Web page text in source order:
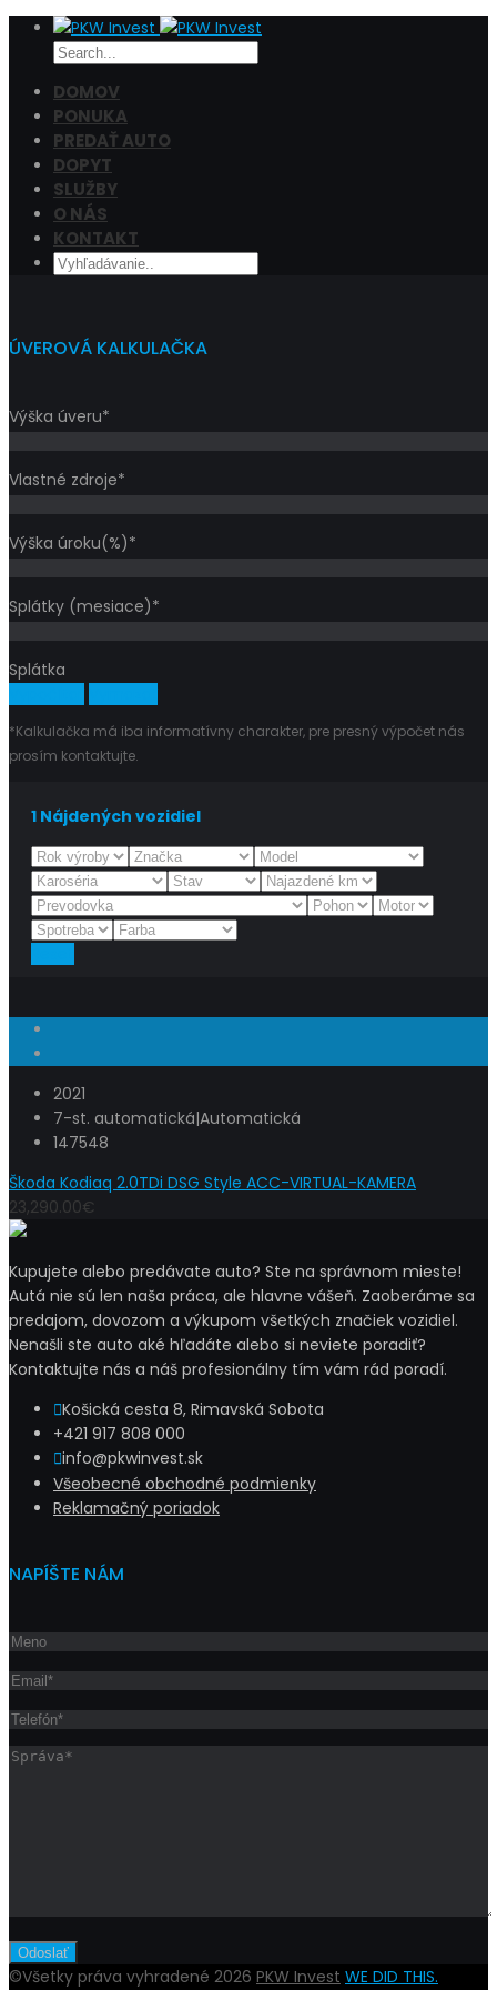
DOMOV
PONUKA
PREDAŤ AUTO
DOPYT
SLUŽBY
O NÁS
KONTAKT
Cena
Filtrovať
ÚVEROVÁ KALKULAČKA
Výška úveru*
Vlastné zdroje*
Výška úroku(%)*
Splátky (mesiace)*
Splátka
*Kalkulačka má iba informatívny charakter, pre presný výpočet nás
prosím kontaktujte.
1 Nájdených vozidiel
2021
7-st. automatická|Automatická
147548
Škoda Kodiaq 2.0TDi DSG Style ACC-VIRTUAL-KAMERA
23,290.00€
Kupujete alebo predávate auto? Ste na správnom mieste!
Autá nie sú len naša práca, ale hlavne vášeň. Zaoberáme sa
predajom, dovozom a výkupom všetkých značiek vozidiel.
Nenašli ste auto aké hľadáte alebo si neviete poradiť?
Kontaktujte nás a náš profesionálny tím vám rád poradí.
Košická cesta 8, Rimavská Sobota
+421 917 808 000
info@pkwinvest.sk
Všeobecné obchodné podmienky
Reklamačný poriadok
NAPÍŠTE NÁM
©Všetky práva vyhradené 2026 PKW Invest WE DID THIS.